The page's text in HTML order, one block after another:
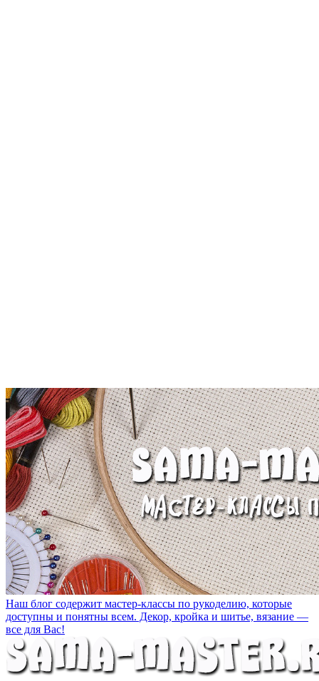
Наш блог содержит мастер-классы по рукоделию, которые
доступны и понятны всем. Декор, кройка и шитье, вязание —
все для Вас!